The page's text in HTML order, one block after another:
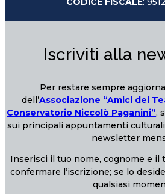
Iscriviti alla
Per restare sempre
dell’Associazione “Amici del
Conservatorio Niccolò Paganini”,
sui principali appuntamenti
newsletter
Inserisci il tuo nome, cognome e il
confermare l’iscrizione; se lo
qualsiasi